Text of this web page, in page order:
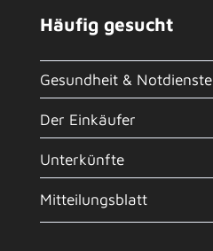
Häufig gesucht
Gesundheit & Notdienste
Der Einkäufer
Unterkünfte
Mitteilungsblatt